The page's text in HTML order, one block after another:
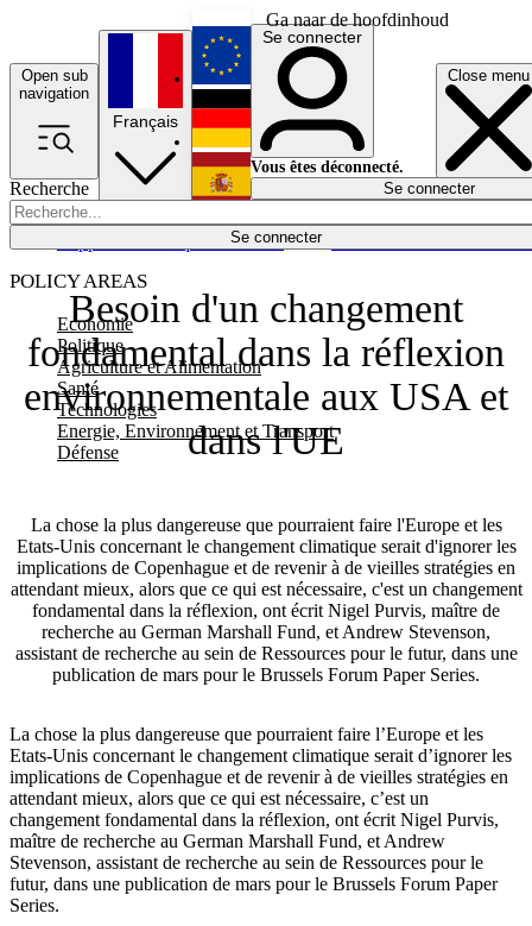
Ga naar de hoofdinhoud
Open sub
navigation
Close menu
Recherche
Se connecter
POLICY AREAS
Economie
Politique
Agriculture et Alimentation
Santé
Technologies
Energie, Environnement et Transport
Défense
Économie
Français
English
Deutsch
Español
Se connecter
Vous êtes déconnecté.
Se connecter
Besoin d'un changement
fondamental dans la réflexion
environnementale aux USA et
dans l'UE
La chose la plus dangereuse que pourraient faire l'Europe et les
Etats-Unis concernant le changement climatique serait d'ignorer les
implications de Copenhague et de revenir à de vieilles stratégies en
attendant mieux, alors que ce qui est nécessaire, c'est un changement
fondamental dans la réflexion, ont écrit Nigel Purvis, maître de
recherche au German Marshall Fund, et Andrew Stevenson,
assistant de recherche au sein de Ressources pour le futur, dans une
publication de mars pour le Brussels Forum Paper Series.
La chose la plus dangereuse que pourraient faire l’Europe et les
Etats-Unis concernant le changement climatique serait d’ignorer les
implications de Copenhague et de revenir à de vieilles stratégies en
attendant mieux, alors que ce qui est nécessaire, c’est un
changement fondamental dans la réflexion, ont écrit Nigel Purvis,
maître de recherche au German Marshall Fund, et Andrew
Stevenson, assistant de recherche au sein de Ressources pour le
futur, dans une publication de mars pour le Brussels Forum Paper
Series.